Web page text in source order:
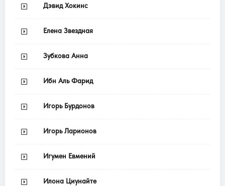
Дэвид Хокинс
Елена Звездная
Зубкова Анна
Ибн Аль Фарид
Игорь Бурдонов
Игорь Ларионов
Игумен Евмений
Илона Циунайте